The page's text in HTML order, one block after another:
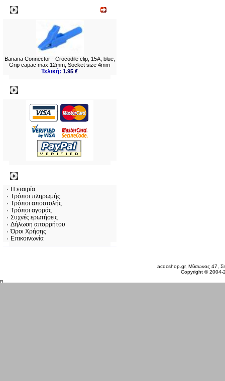
Banana Connector - Crocodile clip, 15A, blue,
Grip capac max.12mm, Socket size 4mm
Τελική:1.95 €
Η εταιρία
Τρόποι πληρωμής
Τρόποι αποστολής
Τρόποι αγοράς
Συχνές ερωτήσεις
Δήλωση απορρήτου
Όροι Χρήσης
Επικοινωνία
acdcshop.gr, Μύσωνος 47,
Copyright ©